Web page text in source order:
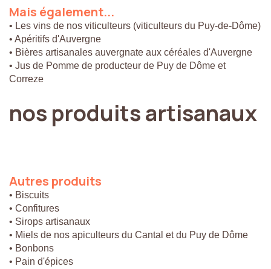
Mais également...
• Les vins de nos viticulteurs (viticulteurs du Puy-de-Dôme)
• Apéritifs d'Auvergne
• Bières artisanales auvergnate aux céréales d'Auvergne
• Jus de Pomme de producteur de Puy de Dôme et
Correze
nos produitsartisanaux
Autres produits
• Biscuits
• Confitures
• Sirops artisanaux
• Miels de nos apiculteurs du Cantal et du Puy de Dôme
• Bonbons
• Pain d'épices